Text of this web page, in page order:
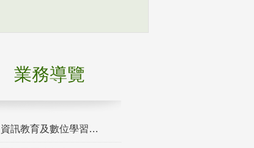
業務導覽
資訊教育及數位學習